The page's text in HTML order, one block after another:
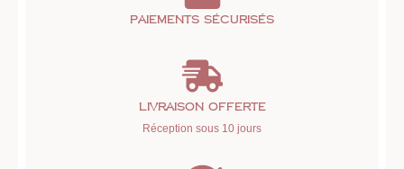
Paiements sécurisés
Livraison offerte
Réception sous 10 jours